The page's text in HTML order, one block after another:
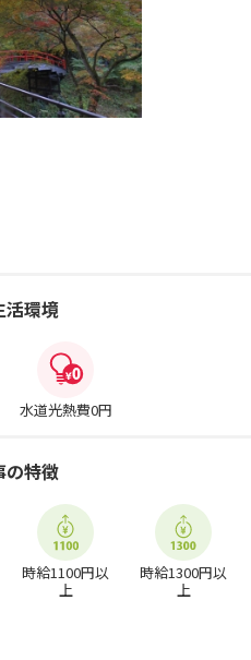
活環境
水道光熱費0円
の特徴
時給1100円以
上
時給1300円以
上